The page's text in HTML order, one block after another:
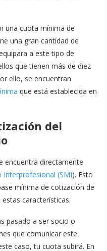
una cuota mínima de
una gran cantidad de
a este tipo de
que tienen más de diez
ello, se encuentran
que está establecida en
del
encuentra directamente
Interprofesional (SMI). Esto
mínima de cotización de
características.
pasado a ser socio o
que comunicar este
caso, tu cuota subirá. En